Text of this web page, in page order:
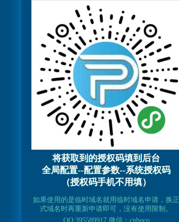
将获取到的授权码填到后台
全局配置--配置参数--系统授权码
（授权码手机不用填）
如果使用的是临时域名就用临时域名申请，换正
式域名时再重新申请即可，没有使用限制。
QQ:395589917 微信：cnboco